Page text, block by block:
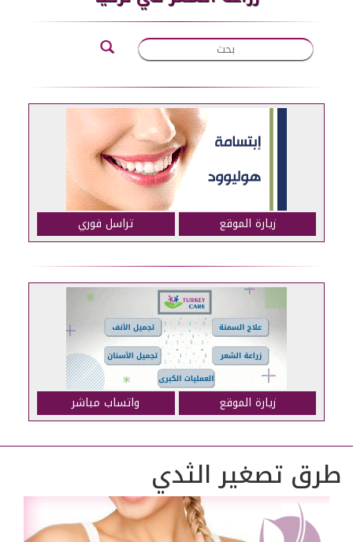
زيارة الموقع تراسل فوري
زيارة الموقع واتساب مباشر
طرق تصغير الثدي